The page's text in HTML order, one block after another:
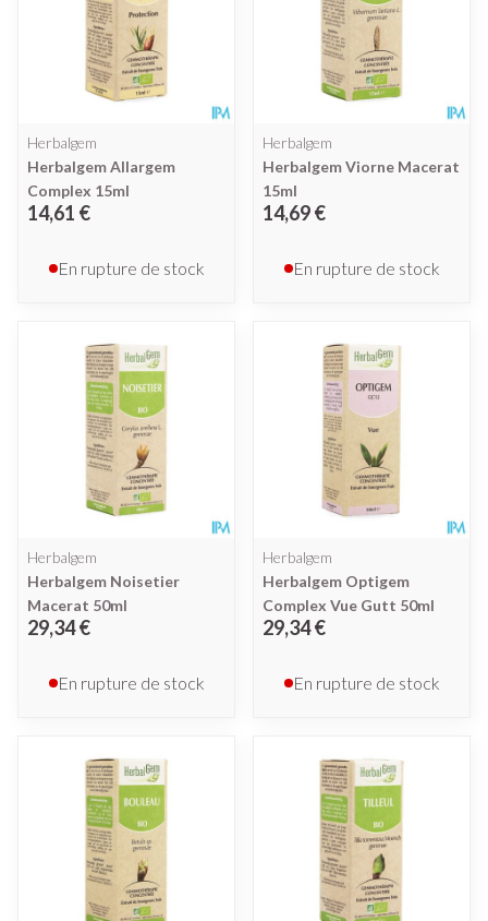
Herbalgem
Herbalgem Allargem
Complex 15ml
14,61 €
En rupture de stock
Herbalgem
Herbalgem Viorne Macerat
15ml
14,69 €
En rupture de stock
Herbalgem
Herbalgem Noisetier
Macerat 50ml
29,34 €
En rupture de stock
Herbalgem
Herbalgem Optigem
Complex Vue Gutt 50ml
29,34 €
En rupture de stock